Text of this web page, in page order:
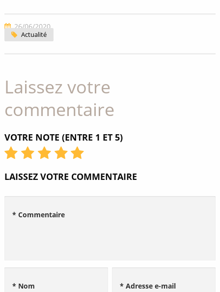
26/06/2020
Actualité
Laissez votre
commentaire
VOTRE NOTE (ENTRE 1 ET 5)
LAISSEZ VOTRE COMMENTAIRE
* Commentaire
* Nom * Adresse e-mail